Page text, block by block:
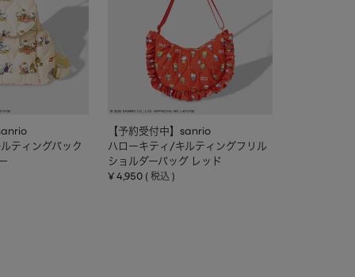
ティングバック
【予約受付中】sanrio
ハローキティ/キルティングフリル
ショルダーバッグ レッド
¥ 4,950 税込